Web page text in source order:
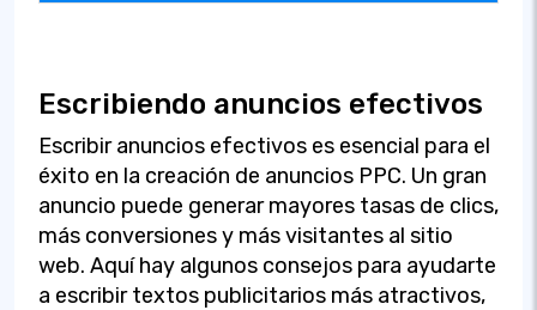
Escribiendo anuncios efectivos
Escribir anuncios efectivos es esencial para el
éxito en la creación de anuncios PPC. Un gran
anuncio puede generar mayores tasas de clics,
más conversiones y más visitantes al sitio
web. Aquí hay algunos consejos para ayudarte
a escribir textos publicitarios más atractivos,